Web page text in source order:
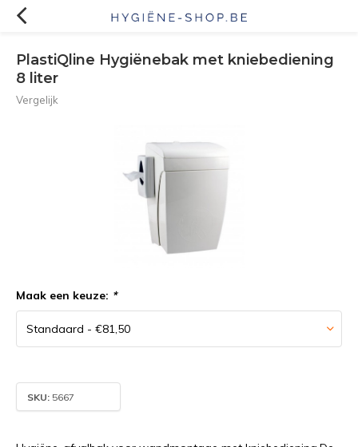
PlastiQline Hygiënebak met kniebediening
8 liter
Vergelijk
Maak een keuze: *
SKU: 5667